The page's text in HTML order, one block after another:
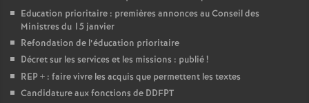
s
Education prioritaire : premières annonces au Conseil des
Ministres du 15 janvier
Refondation de l’éducation prioritaire
Décret sur les services et les missions : publié!
REP + : faire vivre les acquis que permettent les textes
Candidature aux fonctions de DDFPT